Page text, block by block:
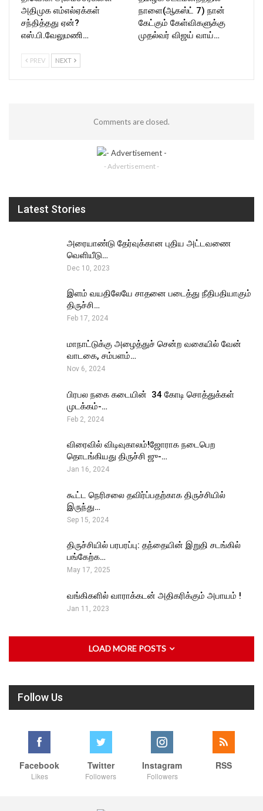
அதிமுக எம்எல்ஏக்கள்
சந்தித்தது ஏன்?
எஸ்.பி.வேலுமணி…
நாளை(ஆகஸ்ட் 7) நான்
கேட்கும் கேள்விகளுக்கு
முதல்வர் விஜய் வாய்…
PREV NEXT
Comments are closed.
- Advertisement -
Latest Stories
அரையாண்டு தேர்வுக்கான புதிய அட்டவணை
வெளியீடு…
Dec 10, 2023
இளம் வயதிலேயே சாதனை படைத்து நீதிபதியாகும்
திருச்சி…
Feb 17, 2024
மாநாட்டுக்கு அழைத்துச் சென்ற வகையில் வேன்
வாடகை, சம்பளம்…
Nov 6, 2024
பிரபல நகை கடையின் ₹ 34 கோடி சொத்துக்கள்
முடக்கம்-…
Feb 2, 2024
விரைவில் விடிவுகாலம்!ஜோராக நடைபெற
தொடங்கியது திருச்சி ஜு-…
Jan 16, 2024
கூட்ட நெரிசலை தவிர்ப்பதற்காக திருச்சியில்
இருந்து…
Sep 15, 2024
திருச்சியில் பரபரப்பு: தந்தையின் இறுதி சடங்கில்
பங்கேற்க…
May 17, 2025
வங்கிகளில் வாராக்கடன் அதிகரிக்கும் அபாயம் !
Jan 11, 2023
LOAD MORE POSTS
Follow Us
Facebook
Likes
Twitter
Followers
Instagram
Followers
RSS